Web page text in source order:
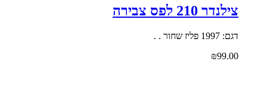
צילנדר 210 לפס צבירה
דגם: 1997 פליז שחור . .
₪99.00